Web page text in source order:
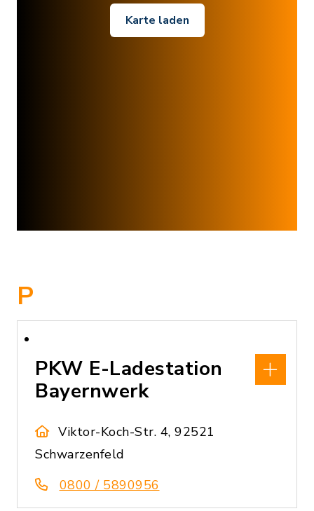
Karte laden
P
PKW E-Ladestation
Bayernwerk
Viktor-Koch-Str. 4, 92521
Schwarzenfeld
0800 / 5890956